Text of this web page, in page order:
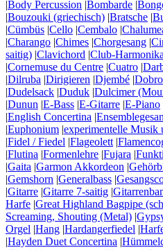
|Body Percussion |Bombarde |
|Bouzouki (griechisch) |Bratsche |
|Cümbüs |Cello |Cembalo |
|Charango |Chimes |Chorgesang |
saitig) |Clavichord |Club-
|Cornemuse du Centre |Cuatro |
|Dilruba |Dirigieren |Djembé |Dobro
|Dudelsack |Duduk |Dulcimer
|Dunun |E-Bass |E-Gitarre |E-Piano
|English Concertina |
|Euphonium |experimentelle Musik
|Fidel / Fiedel |Flageolett|
|Flutina |Formenlehre |Fujara |
|Gaita |Garmon Akkordeon |
|Gemshorn |Generalbass |
|Gitarre |Gitarre 7-saitig |
Harfe |Great Highland Bagpipe
Screaming, Shouting (Metal) |
Orgel |Hang |Hardangerfiedel |
|Hayden Duet Concertina |